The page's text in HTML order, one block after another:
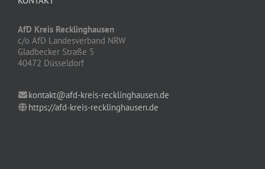
AfD Kreis Recklinghausen
c/o AfD Landesverband NRW
Gladbecker Straße 5
40472 Düsseldorf
kontakt@afd-kreis-recklinghausen.de
https://afd-kreis-recklinghausen.de